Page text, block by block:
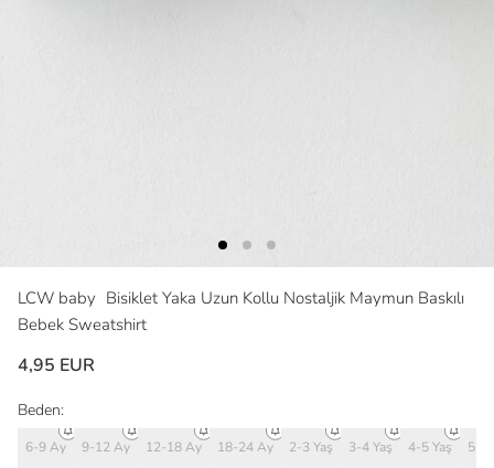
LCW baby Bisiklet Yaka Uzun Kollu Nostaljik Maymun Baskılı
Bebek Sweatshirt
4,95 EUR
Beden:
6-9 Ay 9-12 Ay 12-18 Ay 18-24 Ay 2-3 Yaş 3-4 Yaş 4-5 Yaş 5-6